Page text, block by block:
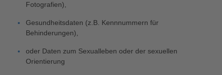
Fotografien),
Gesundheitsdaten (z.B. Kennnummern für
Behinderungen),
oder Daten zum Sexualleben oder der sexuellen
Orientierung